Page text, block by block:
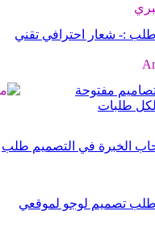
طلب :- شعار احترافي تقني
مفتوحة
الخبرة في التصميم طلب
طلب تصميم لوجو لموقعي